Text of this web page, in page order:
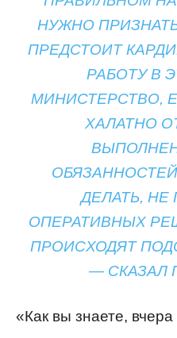
НУЖНО
ПРЕДСТОИТ
РАБОТУ В
МИНИСТЕРСТВО,
ХАЛАТНО
ДЕЛАТЬ,
ОПЕРАТИВНЫХ
ПРОИСХОДЯТ
— СКАЗАЛ
«Как вы знаете,